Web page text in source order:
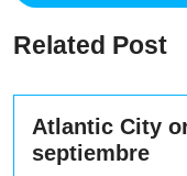
Related Post
Atlantic City
septiembre